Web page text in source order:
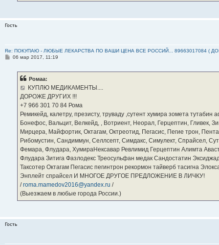
Гость
Re: ПОКУПАЮ - ЛЮБЫЕ ЛЕКАРСТВА ПО ВАШИ ЦЕНА ВСЕ РОССИЙ... 89663017084 (
С06 мар 2017, 11:19
Ромаа:
КУПЛЮ МЕДИКАМЕНТЫ....
ДОРОЖЕ ДРУГИХ !!!
‪+7 966 301 70 84‬ Рома
Ремикейд, калетру, презисту, труваду ,сутент хумира зомета
Бонефос, Вальцит, Велкейд, , Вотриент, Неорал, Герцептин, Гливек,
Мирцера, Майфортик, Октагам, Октреотид, Пегасис, Пегие трон,
Рибомустин, Сандиммун, Селлсепт, Симдакс, Симулект, Спрайсел,
Фемара, Флудара, ХумираНексавар Ревлимид Герцептин Алимта
Флудара Зитига Фазлодекс Треосульфан медак Сандостатин
Таксотер Октагам Пегасис пегинтрон рекормон тайверб тасигна
Энплейт спрайсел И МНОГОЕ ДРУГОЕ ПРЕДЛОЖЕНИЕ В ЛИЧКУ!
/roma.mamedov2016@yandex.ru /
(Выезжаем в любые города России.)
Гость